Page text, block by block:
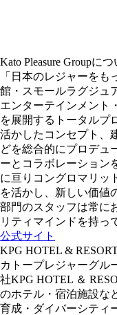
Kato Pleasure Groupにつ
「日本のレジャーを
館・スモールラグジュ
エンターテインメント
を展開するトータルプ
活かしたコンセプト、
どを総合的にプロデュ
ーとコラボレーション
に亘りコングロマリッ
を活かし、新しい価値
部門のスタッフは常に
リティマインドを持っ
公式サイト
KPG HOTEL &
カトープレジャーグル
社KPG HOTEL ＆
のホテル・宿泊施設な
育成・ダイバーシティ